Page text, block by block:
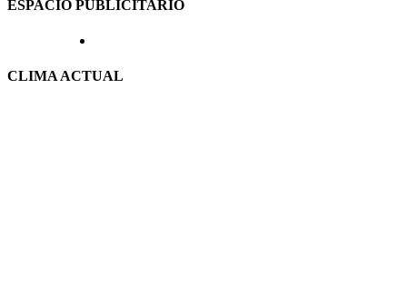
ESPACIO PUBLICITARIO
CLIMA ACTUAL